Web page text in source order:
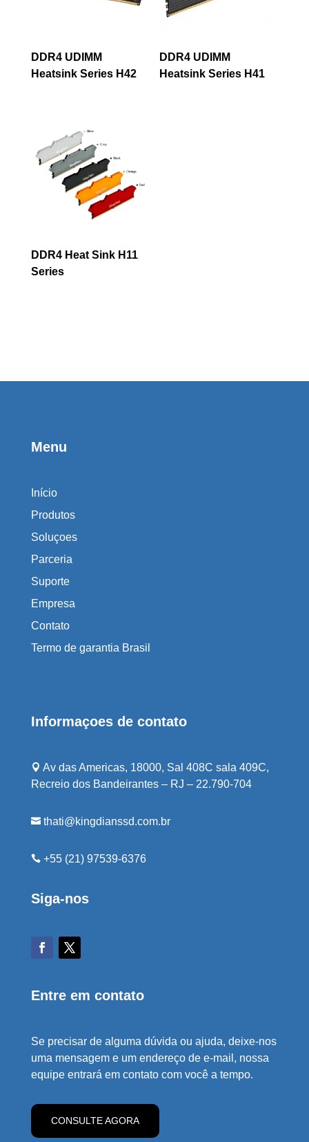
DDR4 UDIMM
Heatsink Series H42
DDR4 UDIMM
Heatsink Series H41
DDR4 Heat Sink H11
Series
Menu
Início
Produtos
Soluçoes
Parceria
Suporte
Empresa
Contato
Termo de garantia Brasil
Informaçoes de contato
 Av das Americas, 18000, Sal 408C sala 409C,
Recreio dos Bandeirantes – RJ – 22.790-704
 thati@kingdianssd.com.br
 +55 (21) 97539-6376
Siga-nos
Entre em contato
Se precisar de alguma dúvida ou ajuda, deixe-nos
uma mensagem e um endereço de e-mail, nossa
equipe entrará em contato com você a tempo.
CONSULTE AGORA